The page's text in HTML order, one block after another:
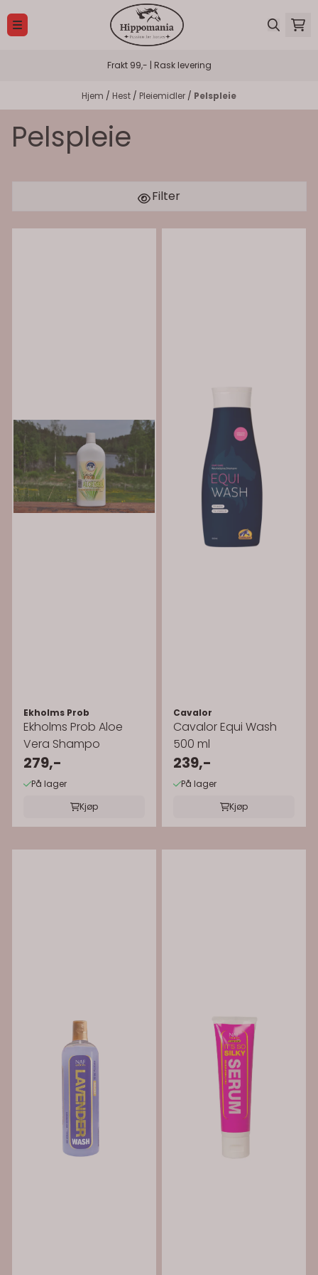
Hopp til innhold
Frakt 99,- | Rask levering
Hjem / Hest / Pleiemidler / Pelspleie
Pelspleie
Filter
Ekholms Prob
Ekholms Prob Aloe
Vera Shampo
279,-
På lager
Kjøp
Cavalor
Cavalor Equi Wash
500 ml
239,-
På lager
Kjøp